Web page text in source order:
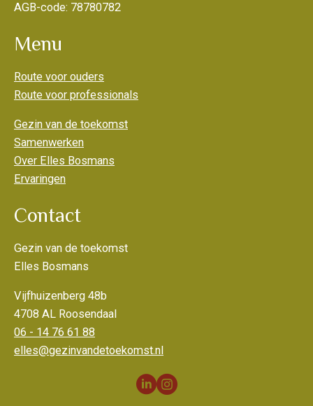
AGB-code: 78780782
Menu
Route voor ouders
Route voor professionals
Gezin van de toekomst
Samenwerken
Over Elles Bosmans
Ervaringen
Contact
Gezin van de toekomst
Elles Bosmans
Vijfhuizenberg 48b
4708 AL Roosendaal
06 - 14 76 61 88
elles@gezinvandetoekomst.nl